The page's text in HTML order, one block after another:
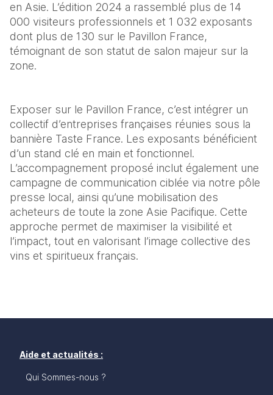
en Asie. L’édition 2024 a rassemblé plus de 14
000 visiteurs professionnels et 1 032 exposants
dont plus de 130 sur le Pavillon France,
témoignant de son statut de salon majeur sur la
zone.
Exposer sur le Pavillon France, c’est intégrer un
collectif d’entreprises françaises réunies sous la
bannière Taste France. Les exposants bénéficient
d’un stand clé en main et fonctionnel.
L’accompagnement proposé inclut également une
campagne de communication ciblée via notre pôle
presse local, ainsi qu’une mobilisation des
acheteurs de toute la zone Asie Pacifique. Cette
approche permet de maximiser la visibilité et
l’impact, tout en valorisant l’image collective des
vins et spiritueux français.
Aide et actualités :
Qui Sommes-nous ?